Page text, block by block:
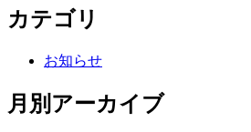
カテゴリ
お知らせ
月別アーカイブ